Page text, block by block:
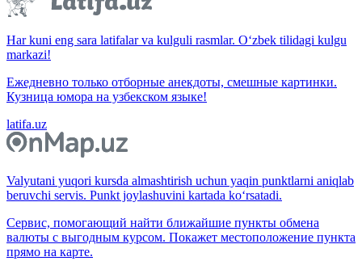
Har kuni eng sara latifalar va kulguli rasmlar. O‘zbek tilidagi kulgu
markazi!
Ежедневно только отборные анекдоты, смешные картинки.
Кузница юмора на узбекском языке!
latifa.uz
Valyutani yuqori kursda almashtirish uchun yaqin punktlarni aniqlab
beruvchi servis. Punkt joylashuvini kartada ko‘rsatadi.
Сервис, помогающий найти ближайшие пункты обмена
валюты с выгодным курсом. Покажет местоположение пункта
прямо на карте.